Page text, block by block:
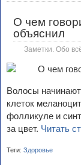
О чем
объяснил
Заметки. Обо
Волосы начинают
клеток
фолликуле и
за цвет. Читать
Теги: Здоровье